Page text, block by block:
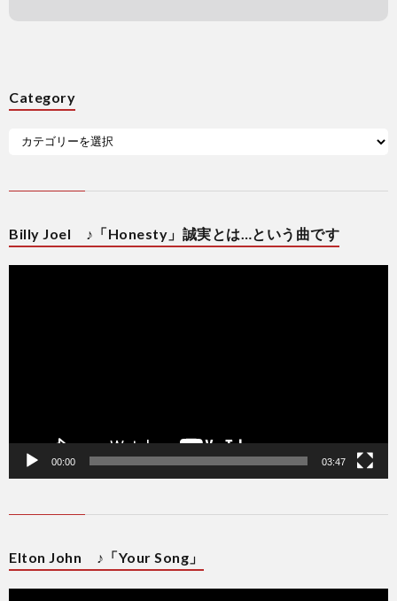
Category
Billy Joel ♪「Honesty」誠実とは…という曲です
動
00:00 03:47
Elton John ♪「Your Song」
動